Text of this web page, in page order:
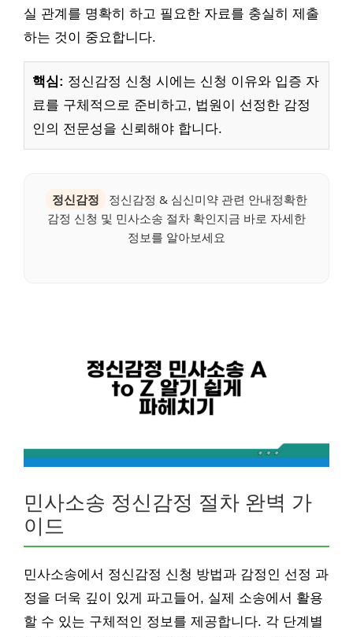
실 관계를 명확히 하고 필요한 자료를 충실히 제출
하는 것이 중요합니다.
핵심: 정신감정 신청 시에는 신청 이유와 입증 자
료를 구체적으로 준비하고, 법원이 선정한 감정
인의 전문성을 신뢰해야 합니다.
정신감정
정신감정 & 심신미약 관련 안내정확한
감정 신청 및 민사소송 절차 확인지금 바로 자세한
정보를 알아보세요
민사소송 정신감정 절차 완벽 가
이드
민사소송에서 정신감정 신청 방법과 감정인 선정 과
정을 더욱 깊이 있게 파고들어, 실제 소송에서 활용
할 수 있는 구체적인 정보를 제공합니다. 각 단계별